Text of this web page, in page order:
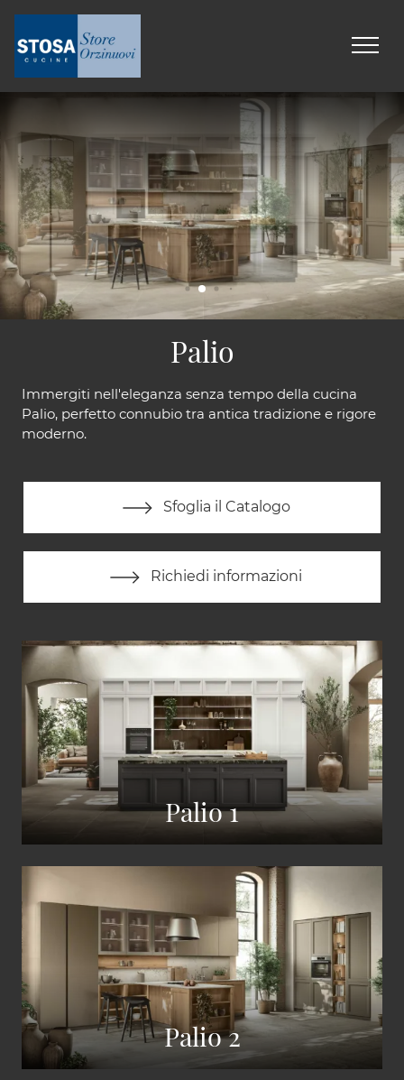
Palio 1
Palio 2
Palio
Immergiti nell'eleganza senza tempo della cucina
Palio, perfetto connubio tra antica tradizione e rigore
moderno.
Sfoglia il Catalogo
Richiedi informazioni